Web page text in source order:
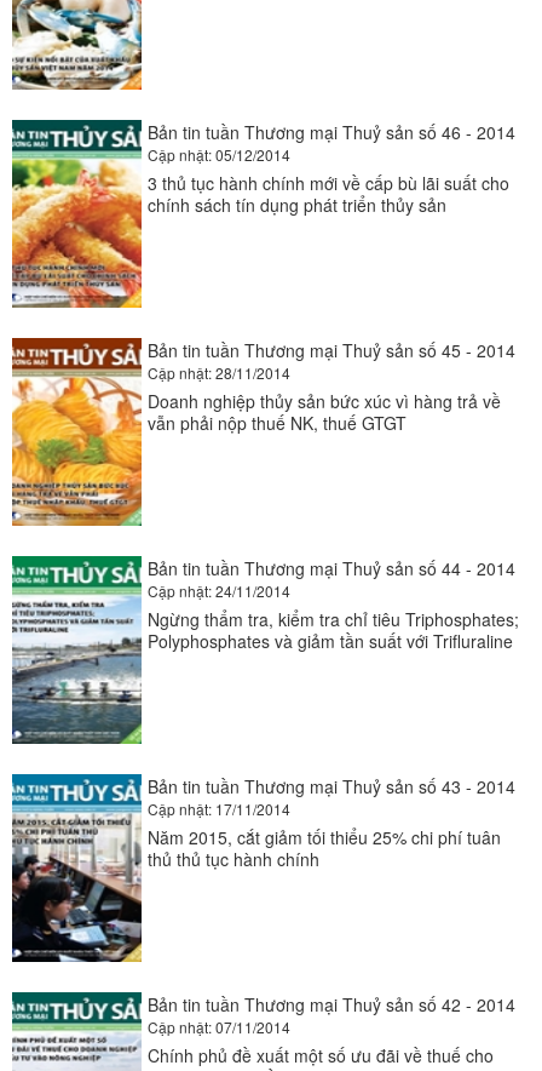
Nhuyễn thể hai mảnh vỏ
Xuất khẩu nhuyễn thể hai mảnh vỏ: Khắc phục sai sót, giữ vững thị
trường EU
Bản tin tuần Thương mại Thuỷ sản số 46 - 2014
Cập nhật: 05/12/2014
3 thủ tục hành chính mới về cấp bù lãi suất cho
chính sách tín dụng phát triển thủy sản
Bản tin tuần Thương mại Thuỷ sản số 45 - 2014
Cập nhật: 28/11/2014
Doanh nghiệp thủy sản bức xúc vì hàng trả về
vẫn phải nộp thuế NK, thuế GTGT
Bản tin tuần Thương mại Thuỷ sản số 44 - 2014
Cập nhật: 24/11/2014
Ngừng thẩm tra, kiểm tra chỉ tiêu Triphosphates;
Polyphosphates và giảm tần suất với Trifluraline
Bản tin tuần Thương mại Thuỷ sản số 43 - 2014
Cập nhật: 17/11/2014
Năm 2015, cắt giảm tối thiểu 25% chi phí tuân
thủ thủ tục hành chính
Bản tin tuần Thương mại Thuỷ sản số 42 - 2014
Cập nhật: 07/11/2014
Chính phủ đề xuất một số ưu đãi về thuế cho